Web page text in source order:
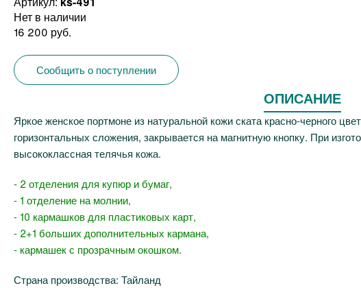
Нет в наличии
16 200 руб.
Сообщить о поступлении
ОПИСАНИЕ
Яркое женское портмоне из натуральной кожи ската красно-черного
горизонтальных сложения, закрывается на магнитную кнопку. При
высококлассная телячья кожа.
- 2 отделения для купюр и бумаг,
- 1 отделение на молнии,
- 10 кармашков для пластиковых карт,
- 2+1 больших дополнительных кармана,
- кармашек с прозрачным окошком.
Страна производства: Тайланд